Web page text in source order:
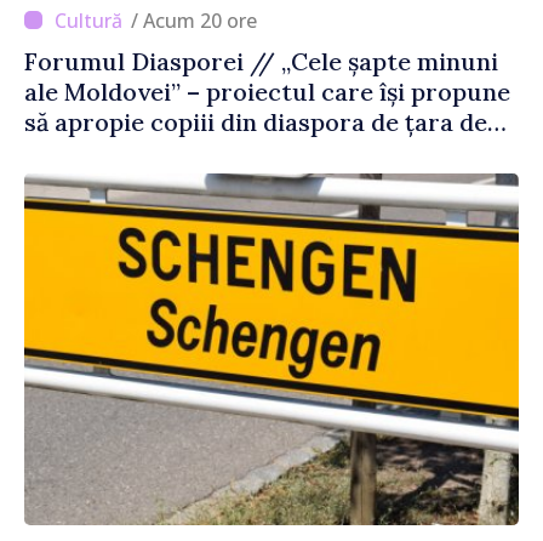
/ Acum 20 ore
Forumul Diasporei // „Cele șapte minuni
ale Moldovei” – proiectul care își propune
să apropie copiii din diaspora de țara de